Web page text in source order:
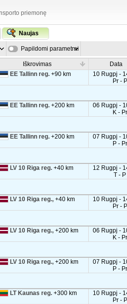
priemonę
Naujas
Papildomi parametrai
Iškrovimas Data
EE Tallinn reg. +90 km
10 Rugpj -
Pr - P
EE Tallinn reg. +200 km
06 Rugpj -
K - Pr
EE Tallinn reg. +200 km
07 Rugpj -
P - Pr
LV 10 Riga reg. +40 km
12 Rugpj -
T - P
LV 10 Riga reg., +40 km
10 Rugpj -
Pr - P
LV 10 Riga reg., +200 km
06 Rugpj -
K - Pr
LV 10 Riga reg., +200 km
07 Rugpj -
P - Pr
LT Kaunas reg. +300 km
10 Rugpj -
Pr - P